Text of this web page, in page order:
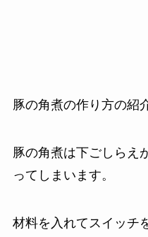
豚の角煮の作り方の紹
豚の角煮は下ごしらえ
ってしまいます。
材料を入れてスイッチ